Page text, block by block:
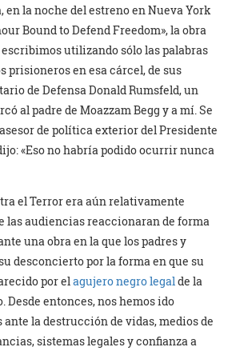
en la noche del estreno en Nueva York
Bound to Defend Freedom», la obra
utilizando sólo las palabras
prisioneros en esa cárcel, de sus
de Defensa Donald Rumsfeld, un
al padre de Moazzam Begg y a mí. Se
de política exterior del Presidente
«Eso no habría podido ocurrir nunca
el Terror era aún relativamente
las audiencias reaccionaran de forma
una obra en la que los padres y
desconcierto por la forma en que su
por el agujero negro legal de la
Desde entonces, nos hemos ido
la destrucción de vidas, medios de
sistemas legales y confianza a